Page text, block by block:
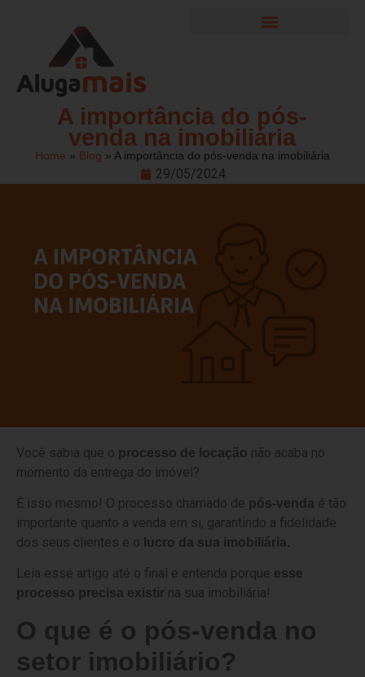
A importância do pós-
venda na imobiliária
Home » Blog » A importância do pós-venda na imobiliária
29/05/2024
Você sabia que o processo de locação não acaba no
momento da entrega do imóvel?
É isso mesmo! O processo chamado de pós-venda é tão
importante quanto a venda em si, garantindo a fidelidade
dos seus clientes e o lucro da sua imobiliária.
Leia esse artigo até o final e entenda porque esse
processo precisa existir na sua imobiliária!
O que é o pós-venda no
setor imobiliário?